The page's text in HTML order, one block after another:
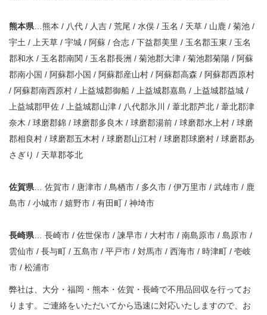
熊本県 …熊本 / 八代 / 人吉 / 荒尾 / 水俣 / 玉名 / 天草 / 山鹿 / 菊池 /
宇土 / 上天草 / 宇城 / 阿蘇 / 合志 / 下益郡美里 / 玉名郡玉東 / 玉名
郡和水 / 玉名郡南関 / 玉名郡長洲 / 菊池郡大津 / 菊池郡菊陽 / 阿蘇
郡南小国 / 阿蘇郡小国 / 阿蘇郡産山村 / 阿蘇郡高森 / 阿蘇郡西原村
/ 阿蘇郡南西原村 / 上益城郡御船 / 上益城郡嘉島 / 上益城郡益城 /
上益城郡甲佐 / 上益城郡山津 / 八代郡氷川 / 葦北郡芦北 / 葦北郡津
奈木 / 球磨郡錦 / 球磨郡多良木 / 球磨郡湯前 / 球磨郡水上村 / 球磨
郡相良村 / 球磨郡五木村 / 球磨郡山江村 / 球磨郡球磨村 / 球磨郡あ
さぎり / 天草郡苓北
佐賀県 … 佐賀市 / 唐津市 / 鳥栖市 / 多久市 / 伊万里市 / 武雄市 / 鹿
島市 / 小城市 / 嬉野市 / 有田町 / 神埼市
長崎県 … 長崎市 / 佐世保市 / 諫早市 / 大村市 / 南島原市 / 島原市 /
雲仙市 / 長与町 / 五島市 / 平戸市 / 対馬市 / 西海市 / 時津町 / 壱岐
市 / 松浦市
弊社は、大分・福岡・熊本・佐賀・長崎で不用品回収を行ってお
ります。ご連絡をいただいてから迅速に対応いたしますので、お